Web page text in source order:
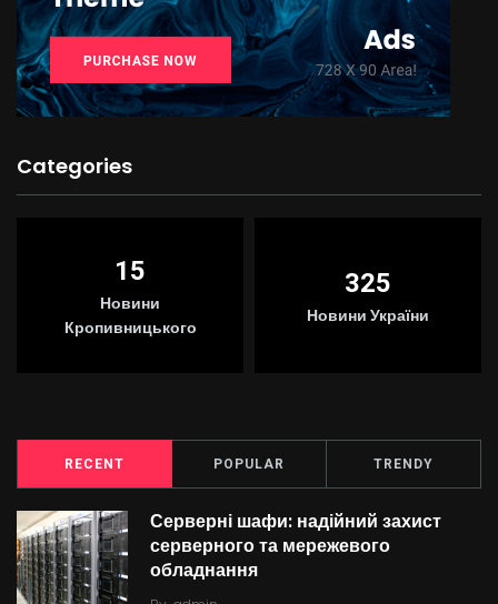
Categories
15
Новини
Кропивницького
325
Новини України
RECENT POPULAR TRENDY
Серверні шафи: надійний захист
серверного та мережевого
обладнання